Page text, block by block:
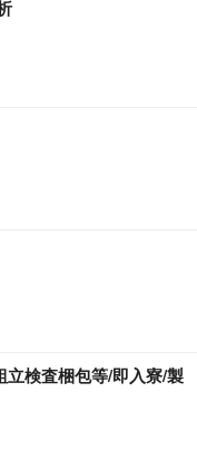
立検査梱包等/即入寮/製